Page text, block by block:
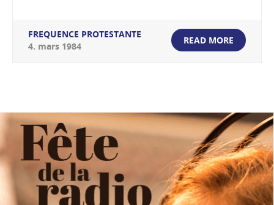
FREQUENCE PROTESTANTE
4. mars 1984
READ MORE